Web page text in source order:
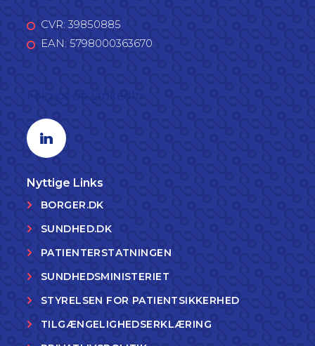
CVR: 39850885
EAN: 5798000363670
Linkedin profil
Nyttige Links
BORGER.DK
SUNDHED.DK
PATIENTERSTATNINGEN
SUNDHEDSMINISTERIET
STYRELSEN FOR PATIENTSIKKERHED
TILGÆNGELIGHEDSERKLÆRING